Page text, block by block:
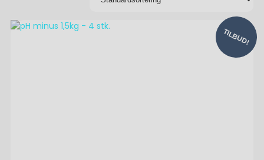
TILBUD!